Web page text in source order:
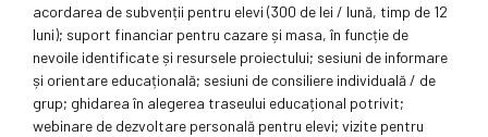
acordarea de subvenții pentru elevi (300 de lei / lună, timp de 12
luni); suport financiar pentru cazare și masa, în funcție de
nevoile identificate și resursele proiectului; sesiuni de informare
și orientare educațională; sesiuni de consiliere individuală / de
grup; ghidarea în alegerea traseului educațional potrivit;
webinare de dezvoltare personală pentru elevi; vizite pentru